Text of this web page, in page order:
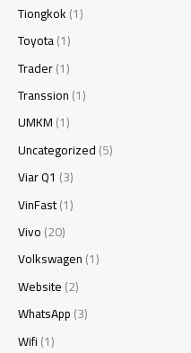
Tiongkok(1)
Toyota(1)
Trader(1)
Transsion(1)
UMKM(1)
Uncategorized(5)
Viar Q1 (3)
VinFast(1)
Vivo(20)
Volkswagen(1)
Website(2)
WhatsApp(3)
Wifi(1)